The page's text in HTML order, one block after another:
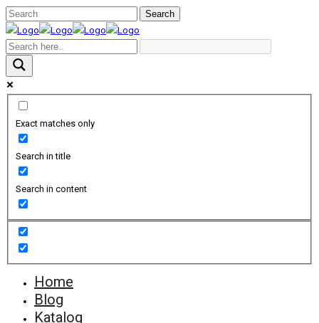
Exact matches only
Search in title
Search in content
Home
Blog
Katalog